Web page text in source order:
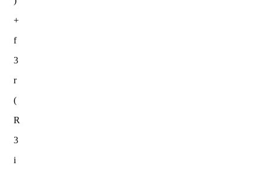
+
f
3
r
(
R
3
i